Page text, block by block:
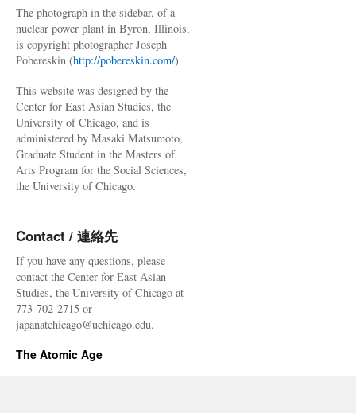
The photograph in the sidebar, of a
nuclear power plant in Byron, Illinois,
is copyright photographer Joseph
Pobereskin (http://pobereskin.com/)
This website was designed by the
Center for East Asian Studies, the
University of Chicago, and is
administered by Masaki Matsumoto,
Graduate Student in the Masters of
Arts Program for the Social Sciences,
the University of Chicago.
Contact / 連絡先
If you have any questions, please
contact the Center for East Asian
Studies, the University of Chicago at
773-702-2715 or
japanatchicago@uchicago.edu.
The Atomic Age